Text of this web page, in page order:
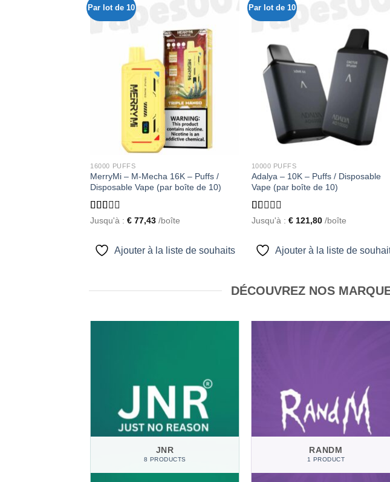
Par lot de 10
Ajouter
à la liste
de
souhaits
16000 PUFFS
MerryMi – M-Mecha 16K – Puffs /
Disposable Vape (par boîte de 10)
Rated
of 5
Jusqu'à :€ 77,43 /boîte
Ajouter à la liste de souhaits
Par lot de 10
Ajouter
à la liste
de
souhaits
10000 PUFFS
Adalya – 10K – Puffs / Disposable
Vape (par boîte de 10)
Rated
of
Jusqu'à : €121,80/boîte
Ajouter à la liste de
DÉCOUVREZ NOS
JNR
8 PRODUCTS
RANDM
1 PRODUCT